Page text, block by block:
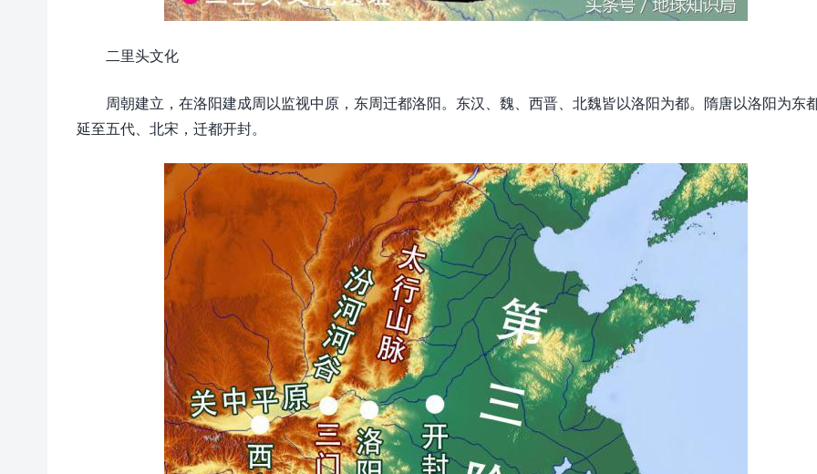
二里头文化
周朝建立，在洛阳建成周以监视中原，东周迁都洛阳。东汉、魏、西晋、北魏皆以洛阳为都。隋唐以洛阳为东
延至五代、北宋，迁都开封。